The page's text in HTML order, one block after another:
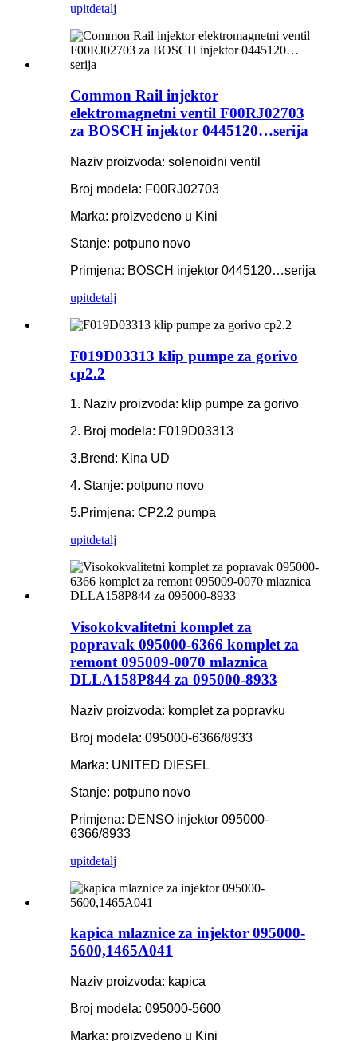
upitdetalj
Common Rail injektor
elektromagnetni ventil F00RJ02703
za BOSCH injektor 0445120…serija
Naziv proizvoda: solenoidni ventil
Broj modela: F00RJ02703
Marka: proizvedeno u Kini
Stanje: potpuno novo
Primjena: BOSCH injektor 0445120…serija
upitdetalj
F019D03313 klip pumpe za gorivo
cp2.2
1. Naziv proizvoda: klip pumpe za gorivo
2. Broj modela: F019D03313
3.Brend: Kina UD
4. Stanje: potpuno novo
5.Primjena: CP2.2 pumpa
upitdetalj
Visokokvalitetni komplet za
popravak 095000-6366 komplet za
remont 095009-0070 mlaznica
DLLA158P844 za 095000-8933
Naziv proizvoda: komplet za popravku
Broj modela: 095000-6366/8933
Marka: UNITED DIESEL
Stanje: potpuno novo
Primjena: DENSO injektor 095000-
6366/8933
upitdetalj
kapica mlaznice za injektor 095000-
5600,1465A041
Naziv proizvoda: kapica
Broj modela: 095000-5600
Marka: proizvedeno u Kini